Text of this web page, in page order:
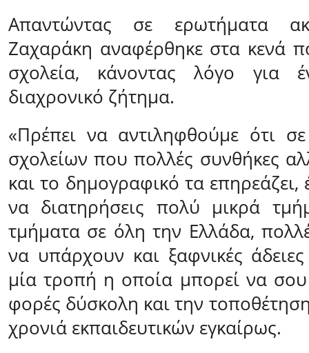
Απαντώντας σε ερωτήματα
Ζαχαράκη αναφέρθηκε στα κενά
σχολεία, κάνοντας λόγο για
διαχρονικό ζήτημα.
«Πρέπει να αντιληφθούμε ότι
σχολείων που πολλές συνθήκες
και το δημογραφικό τα επηρεάζει,
να διατηρήσεις πολύ μικρά
τμήματα σε όλη την Ελλάδα,
να υπάρχουν και ξαφνικές
μία τροπή η οποία μπορεί να σου
φορές δύσκολη και την
χρονιά εκπαιδευτικών εγκαίρως.